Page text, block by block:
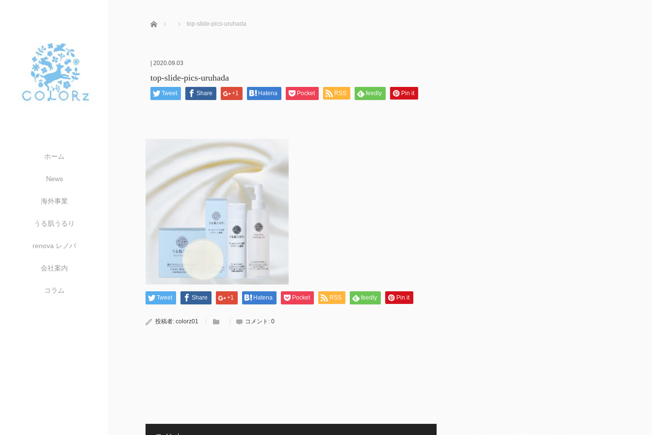
ホーム
News
海外事業
うる肌うるり
renova レノバ
会社案内
コラム
ホーム top-slide-pics-uruhada
2020.09.03
top-slide-pics-uruhada
Tweet Share +1 Hatena Pocket RSS feedly Pin it
Tweet Share +1 Hatena Pocket RSS feedly Pin it
投稿者: colorz01 コメント: 0